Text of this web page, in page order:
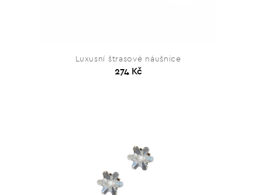
Luxusní štrasové náušnice
274 Kč